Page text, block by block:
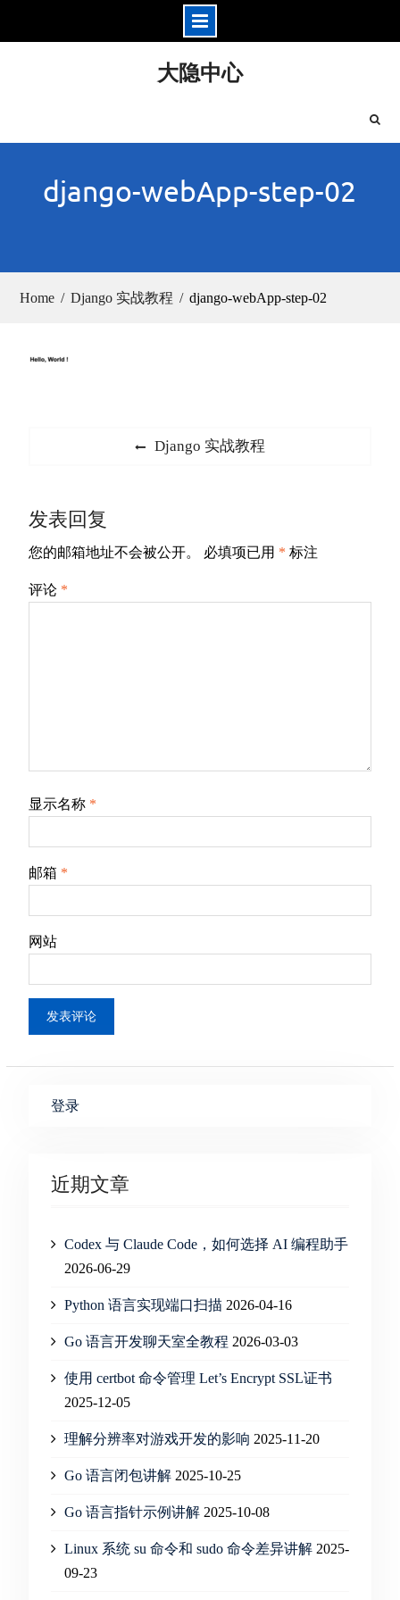
大隐中心
django-webApp-step-02
Home Django 实战教程 django-webApp-step-02
航
Previous
Django 实战教程
发表回复
您的邮箱地址不会被公开。 必填项已用 * 标注
评论 *
显示名称 *
邮箱 *
网站
登录
近期文章
Codex 与 Claude Code，如何选择 AI 编程助手
2026-06-29
Python 语言实现端口扫描 2026-04-16
Go 语言开发聊天室全教程 2026-03-03
使用 certbot 命令管理 Let’s Encrypt SSL证书
2025-12-05
理解分辨率对游戏开发的影响 2025-11-20
Go 语言闭包讲解 2025-10-25
Go 语言指针示例讲解 2025-10-08
Linux 系统 su 命令和 sudo 命令差异讲解 2025-
09-23